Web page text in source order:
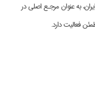
به عنوان مرجـع اصلی در
فعالیت دارد.